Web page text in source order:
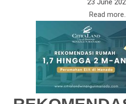
23 June
Read